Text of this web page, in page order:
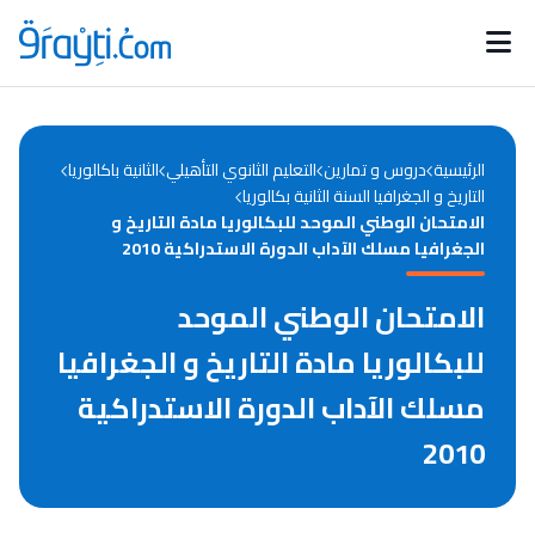
Catégories
d'actualités
Annonces bourses
الرئيسية دروس و تمارين التعليم الثانوي التأهيلي الثانية باكالوريا
التاريخ و الجغرافيا السنة الثانية بكالوريا
الامتحان الوطني الموحد للبكالوريا مادة التاريخ و
الجغرافيا مسلك الآداب الدورة الاستدراكية 2010
الامتحان الوطني الموحد
للبكالوريا مادة التاريخ و الجغرافيا
مسلك الآداب الدورة الاستدراكية
2010